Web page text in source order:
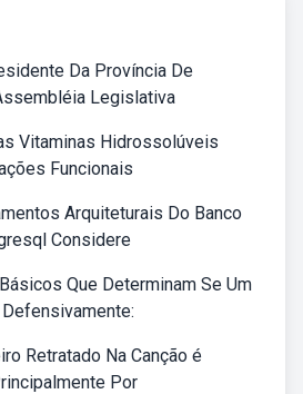
Da Província De
Legislativa
Vitaminas Hidrossolúveis
Funcionais
Arquiteturais Do Banco
Considere
Que Determinam Se Um
Retratado Na Canção é
Por